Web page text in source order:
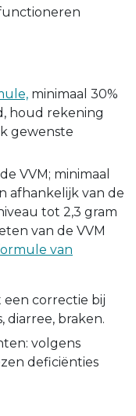
minimaal 30%
houd rekening
gewenste
VVM; minimaal
afhankelijk van de
tot 2,3 gram
van de VVM
van
een correctie bij
diarree, braken.
volgens
deficiënties